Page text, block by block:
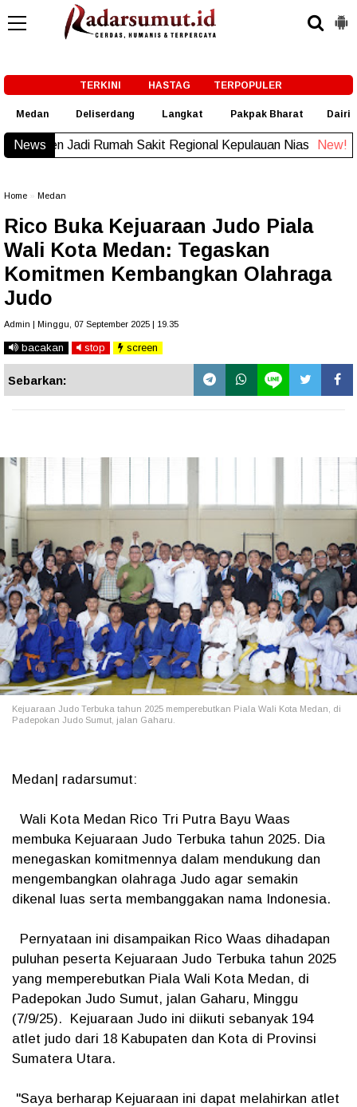
TERKINI HASTAG TERPOPULER
Medan Deliserdang Langkat Pakpak Bharat Dairi
News Komisi D DPRDSU Ikut Gubsu Bobby Nasution
Home Medan
Rico Buka Kejuaraan Judo Piala
Wali Kota Medan: Tegaskan
Komitmen Kembangkan Olahraga
Judo
Admin | Minggu, 07 September 2025 | 19.35
bacakan stop screen
Sebarkan:
Kejuaraan Judo Terbuka tahun 2025 memperebutkan Piala Wali Kota Medan, di
Padepokan Judo Sumut, jalan Gaharu.
Medan| radarsumut:
Wali Kota Medan Rico Tri Putra Bayu Waas
membuka Kejuaraan Judo Terbuka tahun 2025. Dia
menegaskan komitmennya dalam mendukung dan
mengembangkan olahraga Judo agar semakin
dikenal luas serta membanggakan nama Indonesia.
Pernyataan ini disampaikan Rico Waas dihadapan
puluhan peserta Kejuaraan Judo Terbuka tahun 2025
yang memperebutkan Piala Wali Kota Medan, di
Padepokan Judo Sumut, jalan Gaharu, Minggu
(7/9/25). Kejuaraan Judo ini diikuti sebanyak 194
atlet judo dari 18 Kabupaten dan Kota di Provinsi
Sumatera Utara.
"Saya berharap Kejuaraan ini dapat melahirkan atlet